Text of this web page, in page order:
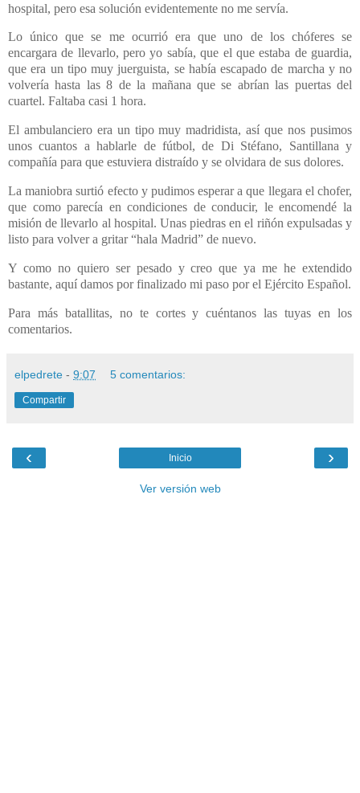
hospital, pero esa solución evidentemente no me servía.
Lo único que se me ocurrió era que uno de los chóferes se
encargara de llevarlo, pero yo sabía, que el que estaba de guardia,
que era un tipo muy juerguista, se había escapado de marcha y no
volvería hasta las 8 de la mañana que se abrían las puertas del
cuartel. Faltaba casi 1 hora.
El ambulanciero era un tipo muy madridista, así que nos pusimos
unos cuantos a hablarle de fútbol, de Di Stéfano, Santillana y
compañía para que estuviera distraído y se olvidara de sus dolores.
La maniobra surtió efecto y pudimos esperar a que llegara el chofer,
que como parecía en condiciones de conducir, le encomendé la
misión de llevarlo al hospital. Unas piedras en el riñón expulsadas y
listo para volver a gritar “hala Madrid” de nuevo.
Y como no quiero ser pesado y creo que ya me he extendido
bastante, aquí damos por finalizado mi paso por el Ejército Español.
Para más batallitas, no te cortes y cuéntanos las tuyas en los
comentarios.
elpedrete - 9:07 5 comentarios:
Compartir
‹ ›
Inicio
Ver versión web